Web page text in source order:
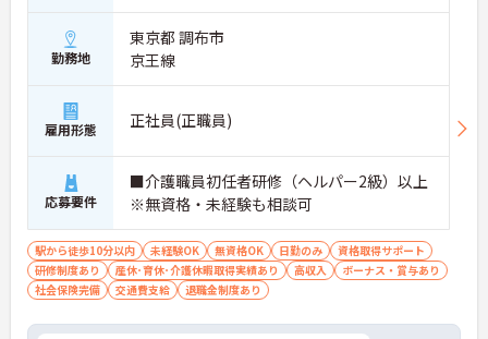
勤務地
東京都 調布市
京王線
雇用形態 正社員(正職員)
応募要件
■介護職員初任者研修（ヘルパー2級）以上
※無資格・未経験も相談可
駅から徒歩10分以内 未経験OK 無資格OK 日勤のみ
資格取得サポート
研修制度あり
産休･育休･介護休暇取得実績あり 高収入
ボーナス・賞与あり
社会保険完備
交通費支給 退職金制度あり